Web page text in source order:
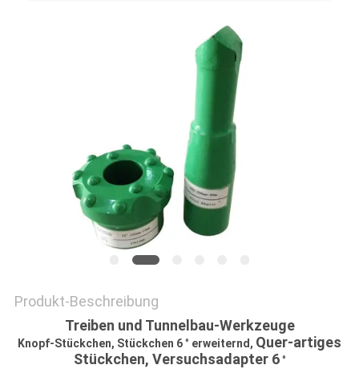
Produkt-Beschreibung
Treiben und Tunnelbau-Werkzeuge
Knopf-Stückchen, Stückchen 6° erweiternd, Quer-artiges
Stückchen, Versuchsadapter 6°